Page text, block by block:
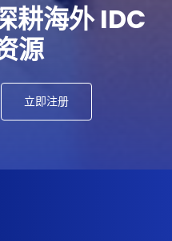
耕海外 IDC
源
立即注册